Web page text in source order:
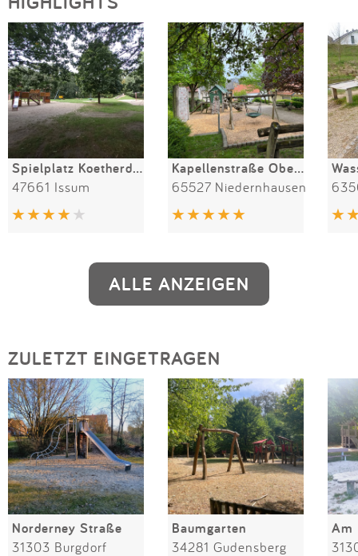
Spielplatz Koetherdyck
47661 Issum
Kapellenstraße Oberjosbach
65527 Niedernhausen
ALLE ANZEIGEN
ZULETZT EINGETRAGEN
Norderney Straße
31303 Burgdorf
Baumgarten
34281 Gudensberg
Am